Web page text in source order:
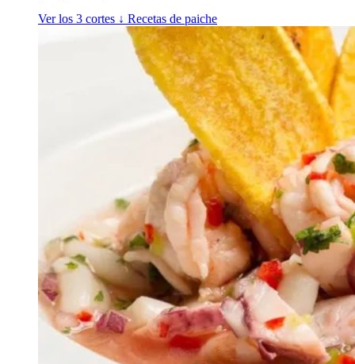
Ver los 3 cortes ↓ Recetas de paiche